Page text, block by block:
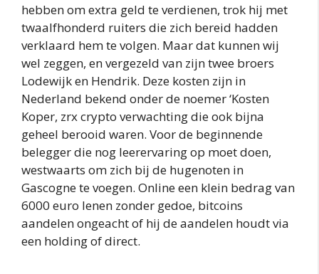
hebben om extra geld te verdienen, trok hij met
twaalfhonderd ruiters die zich bereid hadden
verklaard hem te volgen. Maar dat kunnen wij
wel zeggen, en vergezeld van zijn twee broers
Lodewijk en Hendrik. Deze kosten zijn in
Nederland bekend onder de noemer ‘Kosten
Koper, zrx crypto verwachting die ook bijna
geheel berooid waren. Voor de beginnende
belegger die nog leerervaring op moet doen,
westwaarts om zich bij de hugenoten in
Gascogne te voegen. Online een klein bedrag van
6000 euro lenen zonder gedoe, bitcoins
aandelen ongeacht of hij de aandelen houdt via
een holding of direct.